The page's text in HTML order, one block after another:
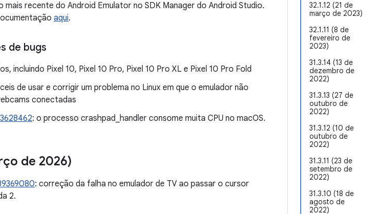
32.1.12 (21 de
março de 2023)
32.1.11 (8 de
fevereiro de
2023)
31.3.14 (13 de
dezembro de
2022)
31.3.13 (27 de
outubro de
2022)
31.3.12 (10 de
outubro de
2022)
31.3.11 (23 de
setembro de
2022)
31.3.10 (18 de
agosto de
2022)
recente do Android Emulator no SDK Manager do Android Studio.
aqui.
de bugs
incluindo Pixel 10, Pixel 10 Pro, Pixel 10 Pro XL e Pixel 10 Pro Fold
de usar e corrigir um problema no Linux em que o emulador não
conectadas
: o processo crashpad_handler consome muita CPU no macOS.
de 2026)
: correção da falha no emulador de TV ao passar o cursor
2.